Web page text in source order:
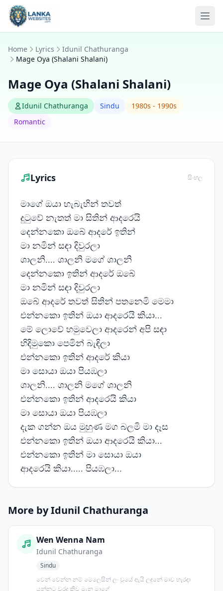
Skip to content
Home Lyrics
Idunil Chathuranga
Mage Oya (Shalani Shalani)
Mage Oya (Shalani Shalani)
Idunil Chathuranga Sindu
1980s - 1990s
Romantic
Lyrics සිංහල
මාගේ ඔයා හැබැහින් තවත්
දුටුවේ නැතත් මා සිතින් ආදරෙයි
දෙන්නකො ඔබේ ආදරේ ඉතින්
මා නමින් සඳා දිවුරලා
ශාලනි.... ශාලනි මගේ ශාලනි
දෙන්නකො ඉතින් ආදරේ ඔබේ
මා නමින් සඳා දිවුරලා
ඔබේ ආදරේ තවත් සිතින් පතනෙමි මෙමා
එන්නකො ඉතින් ඔයා ආදරෙයි කියා...
මේ ලොවේ හමුවෙලා ආදරෙන් අපි සඳා
හිදිමුකො පෙමින් බැඳිලා
එන්නකො ඉතින් ආදරේ කියා
මා සොයා ඔයා පියඹලා
ශාලනි.... ශාලනි මගේ ශාලනි
එන්නකො ඉතින් ආදරෙයි කියා
මා සොයා ඔයා පියඹලා
දැක ගන්න ඔය මුහුණ මග බලමි මා දෑස
එන්නකො ඉතින් ඔයා ආදරෙයි කියා...
එන්නකො ඉතින් මා සොයා ඔයා
ආදරෙයි කියා..... පියඹලා...
More by Idunil Chathuranga
Wen Wenna Nam
Idunil Chathuranga
Sindu
වෙන් වෙන්න නම් මෙලෙසින් ලං වූයේ ඇයි ලඳුනේ මාව හැරදා
යන්නට වරද කිව මැන මාගේ